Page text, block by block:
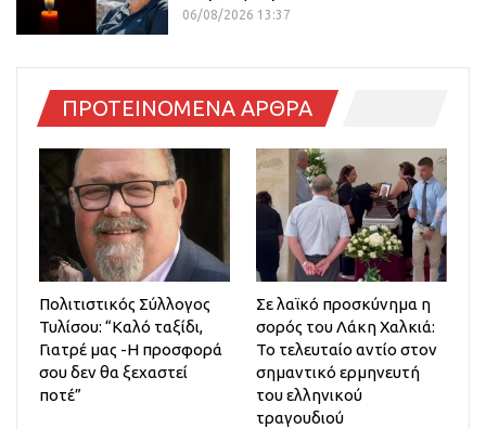
06/08/2026 13:37
ΠΡΟΤΕΙΝΟΜΕΝΑ ΑΡΘΡΑ
Πολιτιστικός Σύλλογος
Τυλίσου: “Καλό ταξίδι,
Γιατρέ μας -Η προσφορά
σου δεν θα ξεχαστεί
ποτέ”
Σε λαϊκό προσκύνημα η
σορός του Λάκη Χαλκιά:
Το τελευταίο αντίο στον
σημαντικό ερμηνευτή
του ελληνικού
τραγουδιού